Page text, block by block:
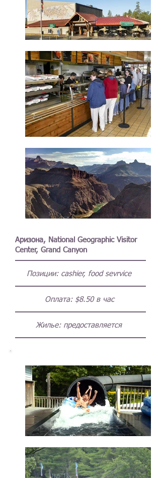
Аризона, National Geographic Visitor
Center, Grand Canyon
Позиции: cashier, food sevrvice
Оплата: $8.50 в час
Жилье: предоставляется